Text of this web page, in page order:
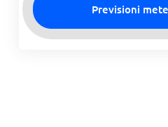
Previsioni